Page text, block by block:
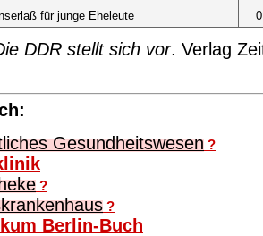
für junge Eheleute
DDR stellt sich vor. Verlag
Gesundheitswesen ?
?
?
Berlin-Buch